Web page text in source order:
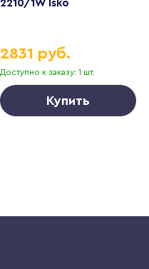
2210/1W Isko
Доступно к заказу: 1 шт.
2831 руб.
Купить